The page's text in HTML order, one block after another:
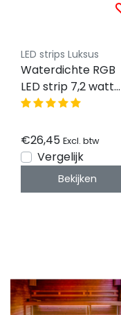
LED strips Luksus
Waterdichte RGB
LED strip 7,2 watt
450LM 30LED 12vdc
€26,45 Excl. btw
Vergelijk
Bekijken